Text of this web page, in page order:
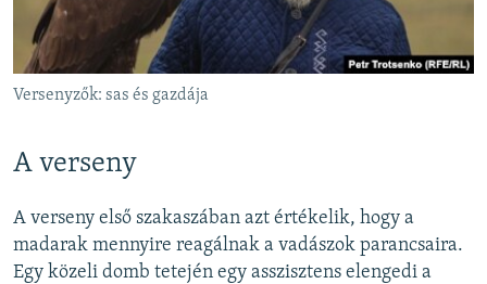
Versenyzők: sas és gazdája
A verseny
A verseny első szakaszában azt értékelik, hogy a
madarak mennyire reagálnak a vadászok parancsaira.
Egy közeli domb tetején egy asszisztens elengedi a